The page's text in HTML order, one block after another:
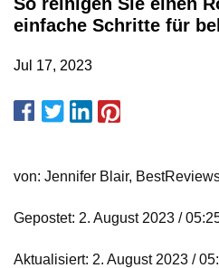
einfache Schritte für
Jul 17, 2023
von: Jennifer Blair,
Gepostet: 2. August 2023 /
Aktualisiert: 2. August 2023 /